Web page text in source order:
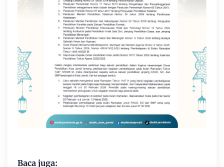
Baca juga: